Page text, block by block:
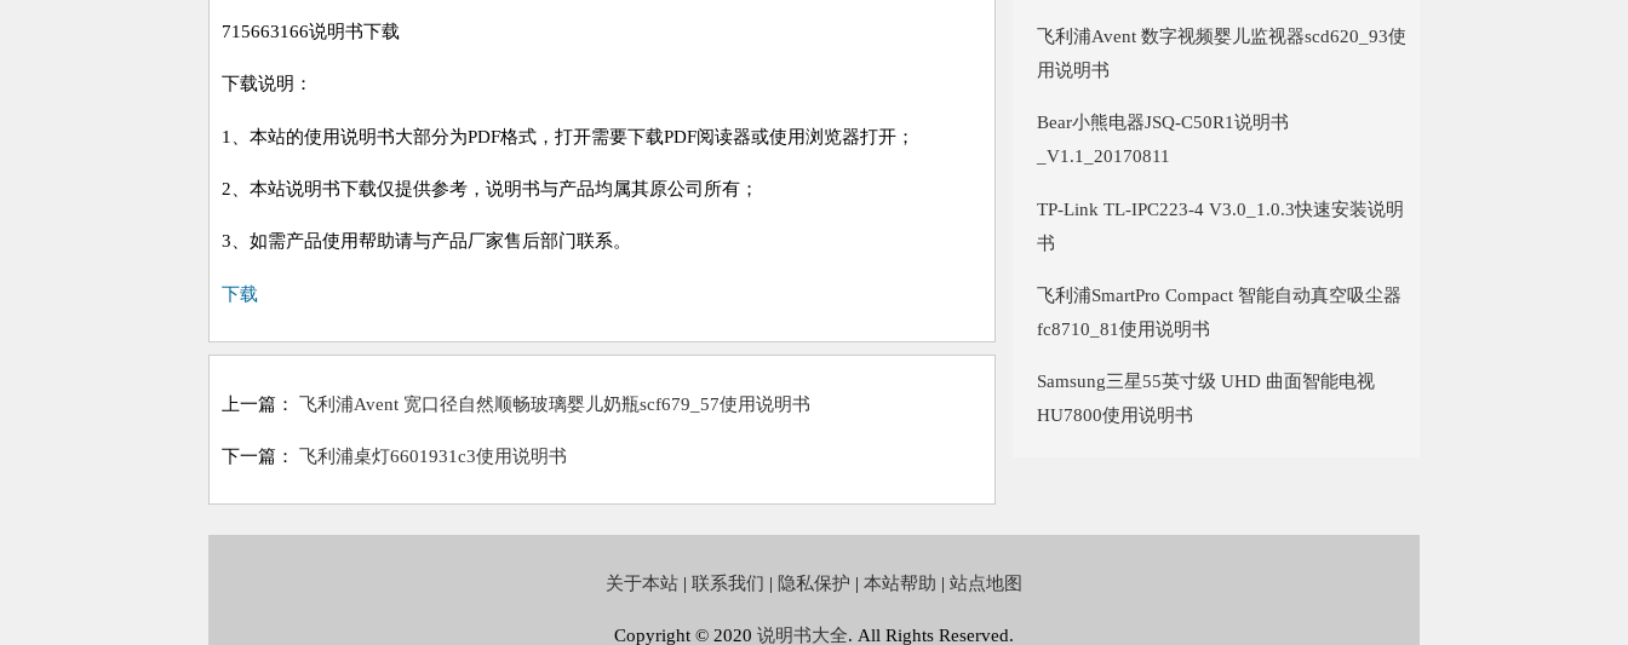
715663166说明书下载
下载说明：
1、本站的使用说明书大部分为PDF格式，打开需要下载PDF阅读器或使用浏览器打开；
2、本站说明书下载仅提供参考，说明书与产品均属其原公司所有；
3、如需产品使用帮助请与产品厂家售后部门联系。
下载
上一篇： 飞利浦Avent 宽口径自然顺畅玻璃婴儿奶瓶scf679_57使用说明书
下一篇： 飞利浦桌灯6601931c3使用说明书
飞利浦Avent 数字视频婴儿监视器scd620_93使
用说明书
Bear小熊电器JSQ-C50R1说明书
_V1.1_20170811
TP-Link TL-IPC223-4 V3.0_1.0.3快速安装说明
书
飞利浦SmartPro Compact 智能自动真空吸尘器
fc8710_81使用说明书
Samsung三星55英寸级 UHD 曲面智能电视
HU7800使用说明书
关于本站 | 联系我们 | 隐私保护 | 本站帮助 | 站点地图
Copyright © 2020 说明书大全. All Rights Reserved.